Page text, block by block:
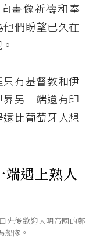
畫像祈禱和奉
們盼望已久在
有基督教和伊
另一端還有印
比葡萄牙人想
遇上熟人
先後歡迎大明帝國的鄭
船隊。